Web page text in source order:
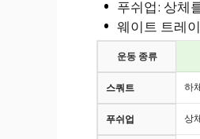
푸쉬업: 상체
웨이트 트레
운동 종류
스쿼트 하
푸쉬업 상